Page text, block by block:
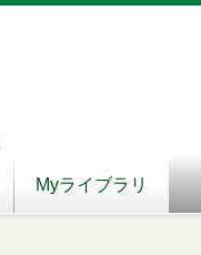
Myライブラリ